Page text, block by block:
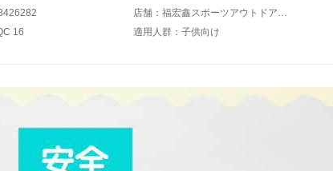
店舗：福宏鑫スポーツアウトドア専門店
16 適用人群：子供向け